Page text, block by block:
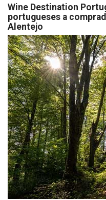
Wine Destination
portugueses a
Alentejo